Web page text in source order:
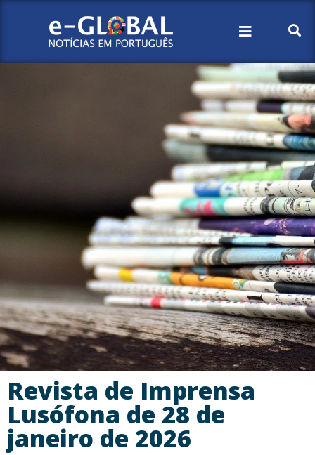
Revista de Imprensa
Lusófona de 28 de
janeiro de 2026